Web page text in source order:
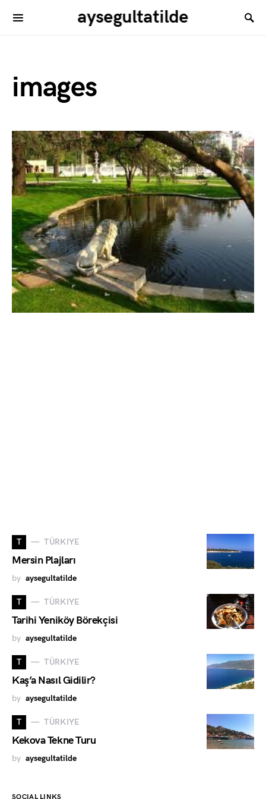
aysegultatilde
images
T TÜRKIYE
Mersin Plajları
by aysegultatilde
T TÜRKIYE
Tarihi Yeniköy Börekçisi
by aysegultatilde
T TÜRKIYE
Kaş’a Nasıl Gidilir?
by aysegultatilde
T TÜRKIYE
Kekova Tekne Turu
by aysegultatilde
SOCIAL LINKS